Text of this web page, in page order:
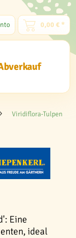
0,00 € *
Viridiflora-Tulpen
Eine
ideal